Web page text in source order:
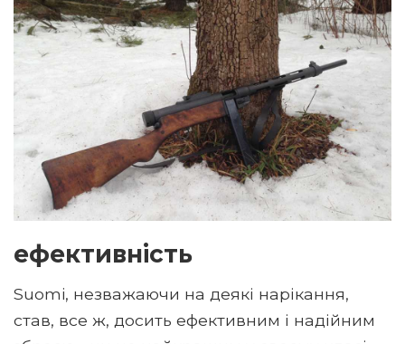
ефективність
Suomi, незважаючи на деякі нарікання,
став, все ж, досить ефективним і надійним